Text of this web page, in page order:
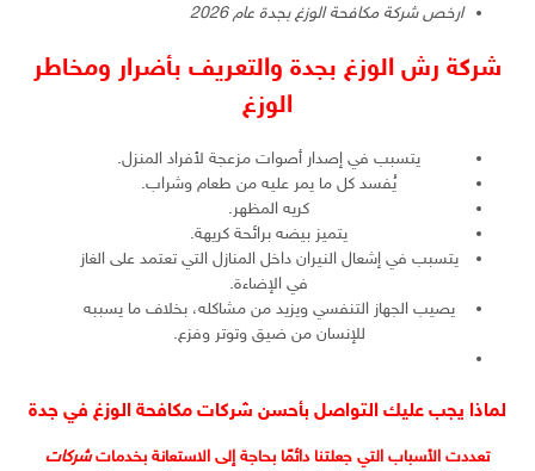
ارخص شركة مكافحة الوزغ بجدة عام 2026
شركة رش الوزغ بجدة والتعريف بأضرار ومخاطر
الوزغ
يتسبب في إصدار أصوات مزعجة لأفراد المنزل.
يُفسد كل ما يمر عليه من طعام وشراب.
كريه المظهر.
يتميز بيضه برائحة كريهة.
يتسبب في إشعال النيران داخل المنازل التي تعتمد على الغاز
في الإضاءة.
يصيب الجهاز التنفسي ويزيد من مشاكله، بخلاف ما يسببه
للإنسان من ضيق وتوتر وفزع.
لماذا يجب عليك التواصل بأحسن شركات مكافحة الوزغ في جدة
تعددت الأسباب التي جعلتنا دائمًا بحاجة إلى الاستعانة بخدماتشركات